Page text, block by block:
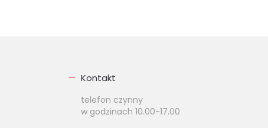
Kontakt
telefon czynny
w godzinach 10.00-17.00